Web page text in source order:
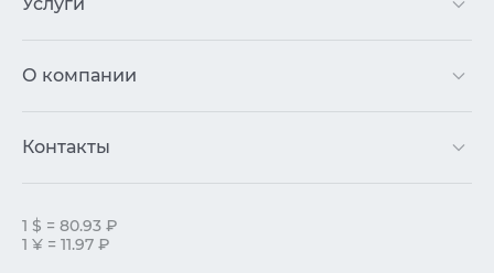
О компании
Контакты
1 $ = 80.93 ₽
1 ¥ = 11.97 ₽